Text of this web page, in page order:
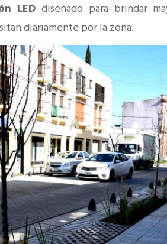
LED diseñado para brindar
diariamente por la zona.